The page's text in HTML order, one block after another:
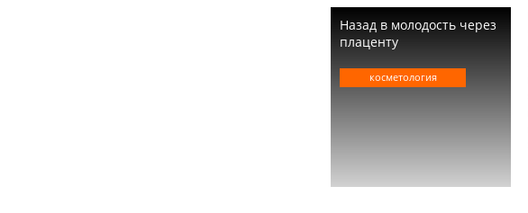
Назад в молодость через
плаценту
косметология